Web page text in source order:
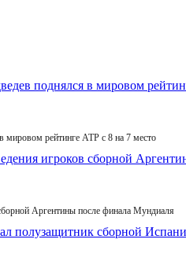
мировом рейтинге ATP с 8 на 7 место
Аргентины после финала Мундиаля